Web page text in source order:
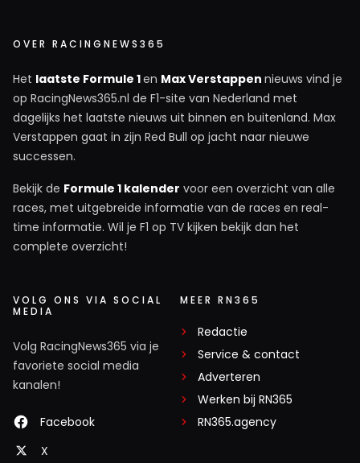
OVER RACINGNEWS365
Het laatste Formule 1en Max Verstappen nieuws vind je
op RacingNews365.nl de F1-site van Nederland met
dagelijks het laatste nieuws uit binnen en buitenland. Max
Verstappen gaat in zijn Red Bull op jacht naar nieuwe
successen.
Bekijk de Formule 1 kalender voor een overzicht van alle
races, met uitgebreide informatie van de races en real-
time informatie. Wil je F1 op TV kijken bekijk dan het
complete overzicht!
VOLG ONS VIA SOCIAL
MEDIA
Volg RacingNews365 via je
favoriete social media
kanalen!
Facebook
X
MEER RN365
Redactie
Service & contact
Adverteren
Werken bij RN365
RN365.agency